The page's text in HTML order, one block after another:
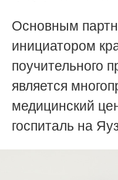
Основным
инициатором
поучительного
является
медицинский
госпиталь на